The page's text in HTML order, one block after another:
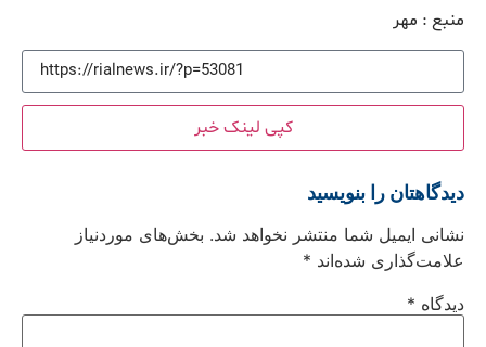
منبع : مهر
کپی لینک خبر
دیدگاهتان را بنویسید
نشانی ایمیل شما منتشر نخواهد شد. بخش‌های موردنیاز
علامت‌گذاری شده‌اند *
دیدگاه *